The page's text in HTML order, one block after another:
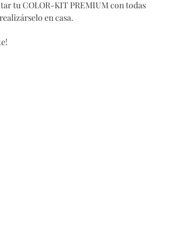
tu COLOR-KIT PREMIUM con todas
en casa.